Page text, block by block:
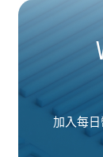
加入每日